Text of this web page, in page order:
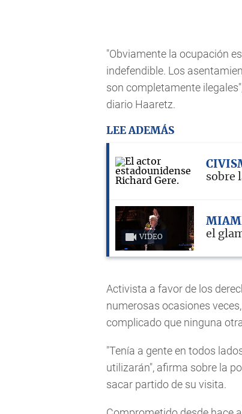
"Obviamente la ocupación
indefendible. Los
son completamente
diario Haaretz.
LEE ADEMÁS
sobre
VIDEO
el
Activista a favor de los
numerosas ocasiones
complicado que ninguna
"Tenía a gente en todos
utilizarán", afirma sobre la
sacar partido de su visita.